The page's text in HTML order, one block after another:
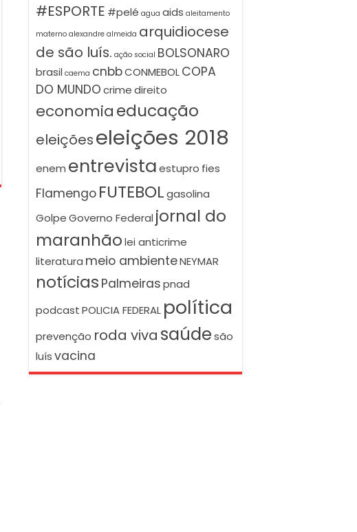
#ESPORTE #pelé agua aids aleitamento
materno alexandre almeida arquidiocese
de são luís. ação social BOLSONARO
brasil caema cnbbCONMEBOLCOPA
DO MUNDOcrimedireito
economiaeducação
eleiçõeseleições 2018
enem entrevistaestupro fies
Flamengo FUTEBOLgasolina
GolpeGoverno Federal jornal do
maranhãolei anticrime
literatura meio ambienteNEYMAR
notícias Palmeiraspnad
podcastPOLICIA FEDERAL política
prevenção roda viva saúdesão
luísvacina